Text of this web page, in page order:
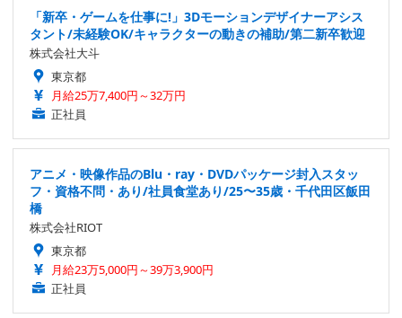
「新卒・ゲームを仕事に!」3Dモーションデザイナーアシス
タント/未経験OK/キャラクターの動きの補助/第二新卒歓迎
株式会社大斗
東京都
月給25万7,400円～32万円
正社員
アニメ・映像作品のBlu・ray・DVDパッケージ封入スタッ
フ・資格不問・あり/社員食堂あり/25〜35歳・千代田区飯田
橋
株式会社RIOT
東京都
月給23万5,000円～39万3,900円
正社員